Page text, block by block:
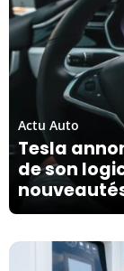
Tesla
de son
Actu Auto